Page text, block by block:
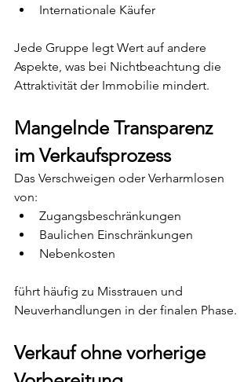
Internationale Käufer
Jede Gruppe legt Wert auf andere
Aspekte, was bei Nichtbeachtung die
Attraktivität der Immobilie mindert.
Mangelnde Transparenz
im Verkaufsprozess
Das Verschweigen oder Verharmlosen
von:
Zugangsbeschränkungen
Baulichen Einschränkungen
Nebenkosten
führt häufig zu Misstrauen und
Neuverhandlungen in der finalen Phase.
Verkauf ohne vorherige